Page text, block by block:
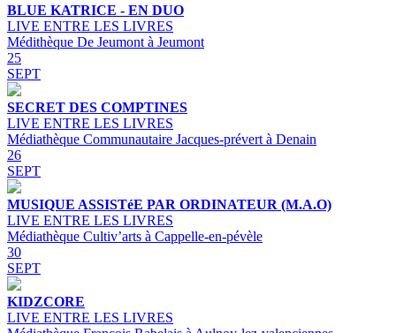
BLUE KATRICE - EN DUO
LIVE ENTRE LES LIVRES
Médithèque De Jeumont à Jeumont
25
SEPT
SECRET DES COMPTINES
LIVE ENTRE LES LIVRES
Médiathèque Communautaire Jacques-prévert à Denain
26
SEPT
MUSIQUE ASSISTéE PAR ORDINATEUR (M.A.O)
LIVE ENTRE LES LIVRES
Médiathèque Cultiv’arts à Cappelle-en-pévèle
30
SEPT
KIDZCORE
LIVE ENTRE LES LIVRES